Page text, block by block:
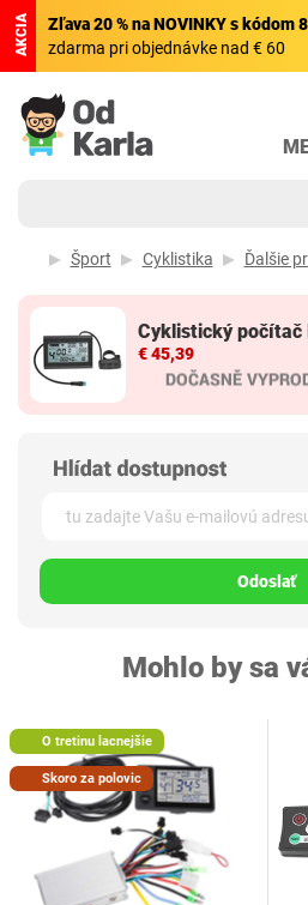
AKCIA Zľava 20 % na NOVINKY s kódom
zdarma pri objednávke nad € 60
Šport Cyklistika Ďalšie
Cyklistický počítač
€ 45,39
Odoslať
Mohlo by sa
O tretinu lacnejšie
Skoro za polovic